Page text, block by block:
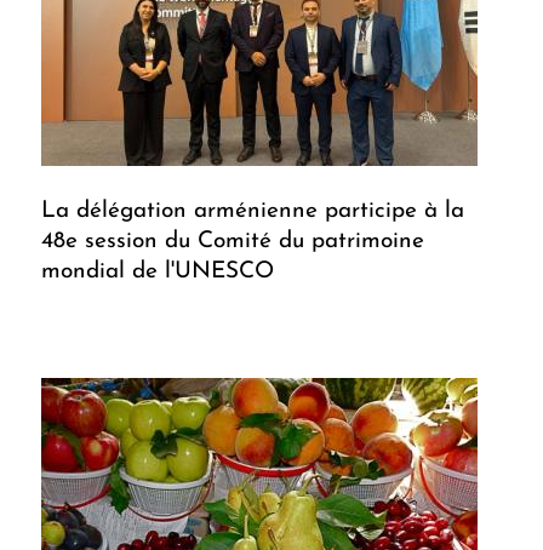
La délégation arménienne participe à la
48e session du Comité du patrimoine
mondial de l'UNESCO